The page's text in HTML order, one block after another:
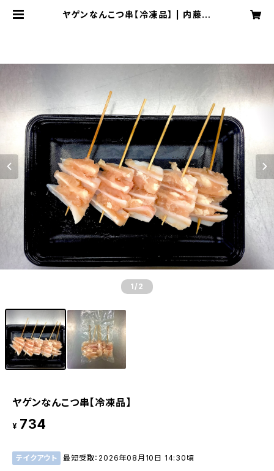
ヤゲンなんこつ串【冷凍品】 | 内藤精
1 /2
ヤゲンなんこつ串【冷凍品】
¥ 734
テイクアウト 最短受取：2026年08月10日 14:30頃